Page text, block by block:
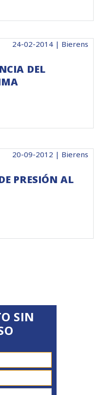
24-02-2014 | Bierens
DEL
20-09-2012 | Bierens
PRESIÓN AL
SIN